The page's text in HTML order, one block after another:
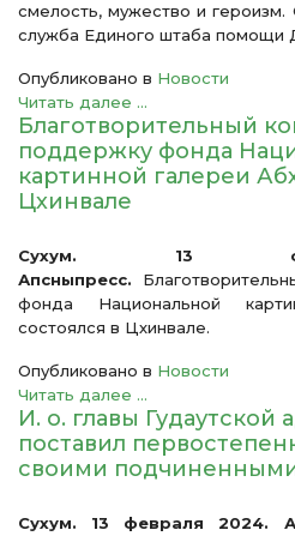
смелость, мужество и
служба Единого штаба помощи
Опубликовано в Новости
Читать далее ...
Благотворительный
поддержку фонда
картинной галереи
Цхинвале
Сухум. 13
Апсныпресс.
фонда Национальной
состоялся в Цхинвале.
Опубликовано в Новости
Читать далее ...
И. о. главы
поставил
своими
Сухум. 13 февраля 2024.